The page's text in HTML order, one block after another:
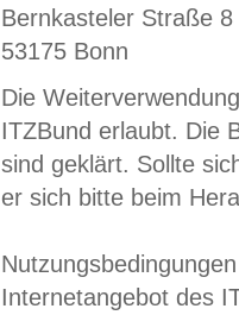
Bernkasteler Straße 8
53175 Bonn
Die
ITZBund erlaubt. Die
sind geklärt. Sollte
er sich bitte beim
Internetangebot des